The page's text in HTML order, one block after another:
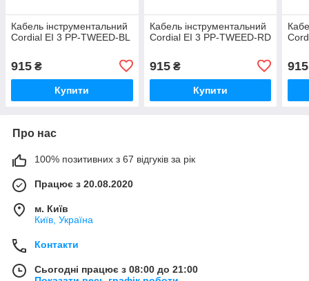
Кабель інструментальний
Cordial EI 3 PP-TWEED-BL
915 ₴
Купити
Кабель інструментальний
Cordial EI 3 PP-TWEED-RD
915₴
Купити
915
Про нас
100% позитивних з 67 відгуків за рік
Працює з 20.08.2020
м. Київ
Київ, Україна
Контакти
Сьогодні працює з 08:00 до 21:00